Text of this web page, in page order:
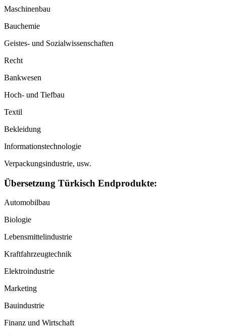
Maschinenbau
Bauchemie
Geistes- und Sozialwissenschaften
Recht
Bankwesen
Hoch- und Tiefbau
Textil
Bekleidung
Informationstechnologie
Verpackungsindustrie, usw.
Übersetzung Türkisch Endprodukte:
Automobilbau
Biologie
Lebensmittelindustrie
Kraftfahrzeugtechnik
Elektroindustrie
Marketing
Bauindustrie
Finanz und Wirtschaft